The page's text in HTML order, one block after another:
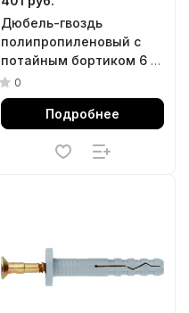
Дюбель-гвоздь
полипропиленовый с
потайным бортиком 6 х
80 мм, 100 шт Сибртех
0
Подробнее